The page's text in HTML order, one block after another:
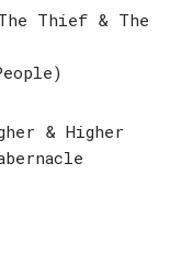
Thief & The
& Higher